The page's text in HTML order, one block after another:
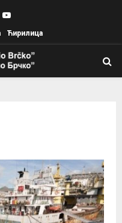
Youtube
Ћирилица